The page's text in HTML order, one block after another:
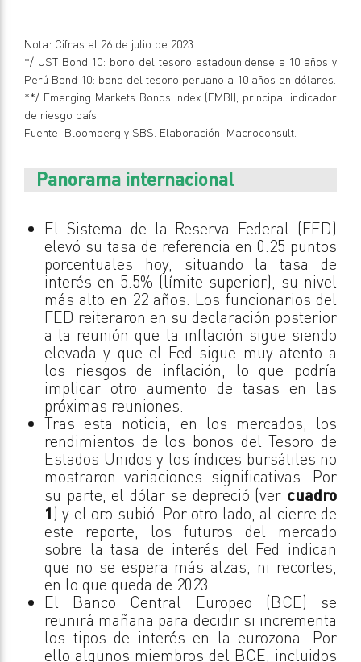
Nota: Cifras al 26 de julio de 2023.
*/ UST Bond 10: bono del tesoro estadounidense a 10 años y
Perú Bond 10: bono del tesoro peruano a 10 años en dólares.
**/ Emerging Markets Bonds Index (EMBI), principal indicador
de riesgo país.
Fuente: Bloomberg y SBS. Elaboración: Macroconsult.
Panorama internacional
El Sistema de la Reserva Federal (FED)
elevó su tasa de referencia en 0.25 puntos
porcentuales hoy, situando la tasa de
interés en 5.5% (límite superior), su nivel
más alto en 22 años. Los funcionarios del
FED reiteraron en su declaración posterior
a la reunión que la inflación sigue siendo
elevada y que el Fed sigue muy atento a
los riesgos de inflación, lo que podría
implicar otro aumento de tasas en las
próximas reuniones.
Tras esta noticia, en los mercados, los
rendimientos de los bonos del Tesoro de
Estados Unidos y los índices bursátiles no
mostraron variaciones significativas. Por
su parte, el dólar se depreció (ver cuadro
1) y el oro subió. Por otro lado, al cierre de
este reporte, los futuros del mercado
sobre la tasa de interés del Fed indican
que no se espera más alzas, ni recortes,
en lo que queda de 2023.
El Banco Central Europeo (BCE) se
reunirá mañana para decidir si incrementa
los tipos de interés en la eurozona. Por
ello algunos miembros del BCE, incluidos